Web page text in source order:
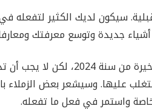
المستقبلية. سيكون لديك الكثير
جديدة وتوسع معرفتك
تواجه تحديات في بعض الأشهر
عليها. وسيشعر بعض الزملاء
واستمر في فعل ما تفعله.